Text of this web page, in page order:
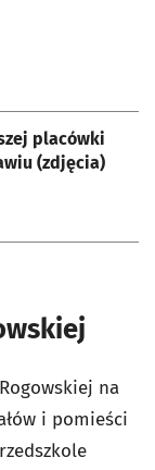
placówki
(zdjęcia)
na
i pomieści